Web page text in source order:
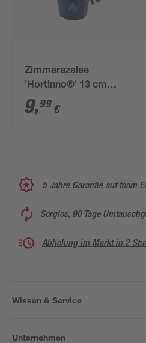
Zimmerazalee
'Hortinno®' 13 cm
Topf
9,99 €
5 Jahre Garantie auf toom
Sorglos, 90 Tage
Abholung im Markt in 2
Wissen & Service
Unternehmen